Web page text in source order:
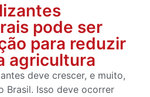
pode ser
para reduzir
agricultura
deve crescer, e muito,
Brasil. Isso deve ocorrer